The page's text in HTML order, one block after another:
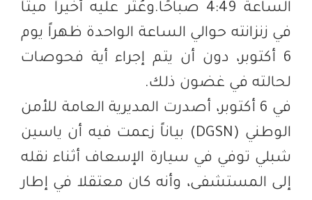
الساعة 4:49 صباحًا.وعُثر عليه أخيراً ميتاً
في زنزانته حوالي الساعة الواحدة ظهراً يوم
6 أكتوبر، دون أن يتم إجراء أية فحوصات
لحالته في غضون ذلك.
في 6 أكتوبر، أصدرت المديرية العامة للأمن
الوطني (DGSN) بياناً زعمت فيه أن ياسين
شبلي توفي في سيارة الإسعاف أثناء نقله
إلى المستشفى، وأنه كان معتقلا في إطار